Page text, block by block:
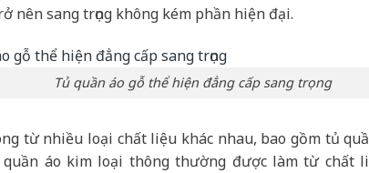
nên sang trọng không kém phần hiện đại.
Tủ quần áo gỗ thể hiện đẳng cấp sang trọng
từ nhiều loại chất liệu khác nhau, bao gồm tủ
áo kim loại thông thường được làm từ chất